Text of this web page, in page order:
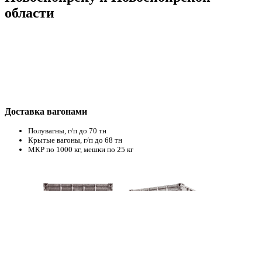
области
Доставка вагонами
Полувагны, г/п до 70 тн
Крытые вагоны, г/п до 68 тн
МКР по 1000 кг, мешки по 25 кг